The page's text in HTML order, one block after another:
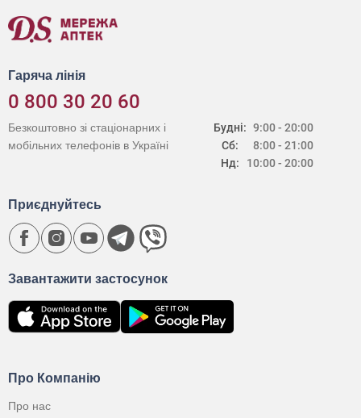
Гаряча лінія
0 800 30 20 60
Будні:
Сб:
Нд:
9:00 - 20:00
8:00 - 21:00
10:00 - 20:00
Безкоштовно зі стаціонарних і
мобільних телефонів в Україні
Про Компанію
Про нас
Завантажити застосунок
Приєднуйтесь